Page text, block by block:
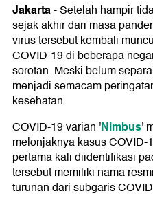
Jakarta-Setelah hampir
sejak akhir dari masa
virus tersebut kembali
COVID-19 di beberapa
sorotan. Meski belum
menjadi semacam
kesehatan.
COVID-19 varian 'Nimbus'
melonjaknya kasus
pertama kali diidentifikasi
tersebut memiliki nama
turunan dari subgaris